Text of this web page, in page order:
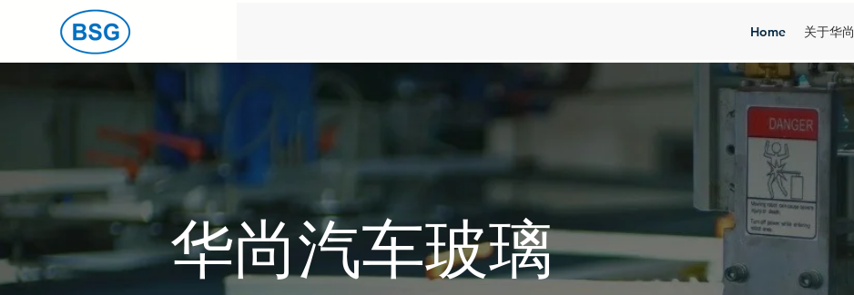
Home 关于华尚
​华尚汽车玻璃